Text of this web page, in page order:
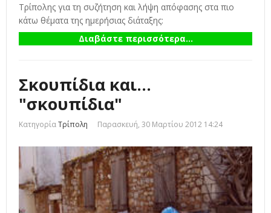
Τρίπολης για τη συζήτηση και λήψη απόφασης στα πιο
κάτω θέματα της ημερήσιας διάταξης:
Διαβάστε περισσότερα...
Σκουπίδια και...
"σκουπίδια"
ΚατηγορίαΤρίπολη Παρασκευή, 30 Μαρτίου 2012 14:24